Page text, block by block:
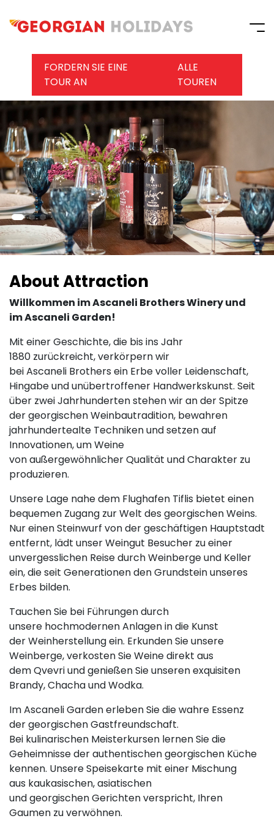
FORDERN SIE EINE
TOUR AN
ALLE
TOUREN
About Attraction
Willkommen im Ascaneli Brothers Winery und
im Ascaneli Garden!
Mit einer Geschichte, die bis ins Jahr
1880 zurückreicht, verkörpern wir
bei Ascaneli Brothers ein Erbe voller Leidenschaft,
Hingabe und unübertroffener Handwerkskunst. Seit
über zwei Jahrhunderten stehen wir an der Spitze
der georgischen Weinbautradition, bewahren
jahrhundertealte Techniken und setzen auf
Innovationen, um Weine
von außergewöhnlicher Qualität und Charakter zu
produzieren.
Unsere Lage nahe dem Flughafen Tiflis bietet einen
bequemen Zugang zur Welt des georgischen Weins.
Nur einen Steinwurf von der geschäftigen Hauptstadt
entfernt, lädt unser Weingut Besucher zu einer
unvergesslichen Reise durch Weinberge und Keller
ein, die seit Generationen den Grundstein unseres
Erbes bilden.
Tauchen Sie bei Führungen durch
unsere hochmodernen Anlagen in die Kunst
der Weinherstellung ein. Erkunden Sie unsere
Weinberge, verkosten Sie Weine direkt aus
dem Qvevri und genießen Sie unseren exquisiten
Brandy, Chacha und Wodka.
Im Ascaneli Garden erleben Sie die wahre Essenz
der georgischen Gastfreundschaft.
Bei kulinarischen Meisterkursen lernen Sie die
Geheimnisse der authentischen georgischen Küche
kennen. Unsere Speisekarte mit einer Mischung
aus kaukasischen, asiatischen
und georgischen Gerichten verspricht, Ihren
Gaumen zu verwöhnen.